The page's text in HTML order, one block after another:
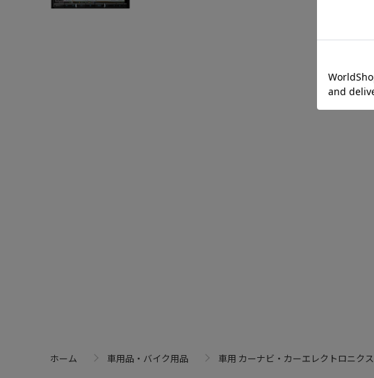
ホーム 車用品・バイク用品 車用 カーナビ・カーエレクトロニクス